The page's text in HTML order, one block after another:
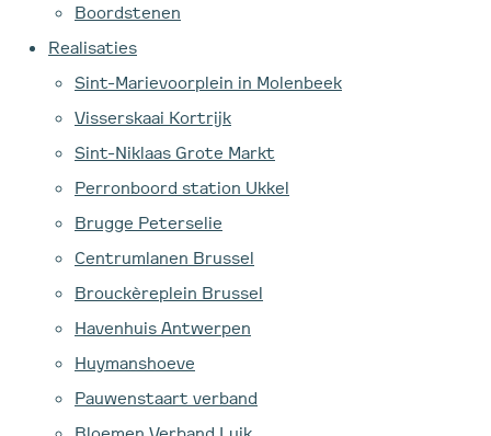
Boordstenen
Realisaties
Sint-Marievoorplein in Molenbeek
Visserskaai Kortrijk
Sint-Niklaas Grote Markt
Perronboord station Ukkel
Brugge Peterselie
Centrumlanen Brussel
Brouckèreplein Brussel
Havenhuis Antwerpen
Huymanshoeve
Pauwenstaart verband